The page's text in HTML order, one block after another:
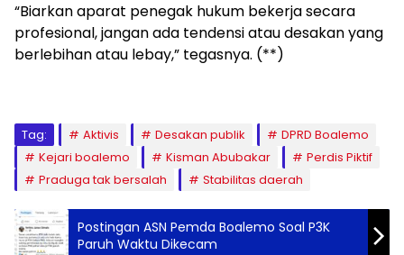
“Biarkan aparat penegak hukum bekerja secara
profesional, jangan ada tendensi atau desakan yang
berlebihan atau lebay,” tegasnya. (**)
Tag: Aktivis Desakan publik
DPRD Boalemo
Kejari boalemo
Kisman Abubakar
Perdis Piktif
Praduga tak bersalah
Stabilitas daerah
Postingan ASN Pemda Boalemo Soal P3K
Paruh Waktu Dikecam